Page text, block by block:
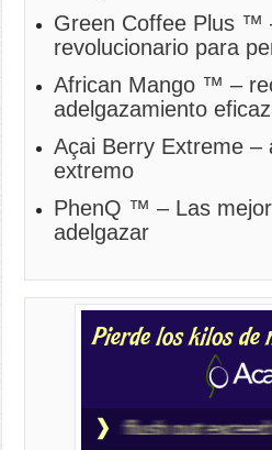
Green Coffee Plus ™
revolucionario para
African Mango ™ –
adelgazamiento eficaz
Açai Berry Extreme –
extremo
PhenQ ™ – Las
adelgazar